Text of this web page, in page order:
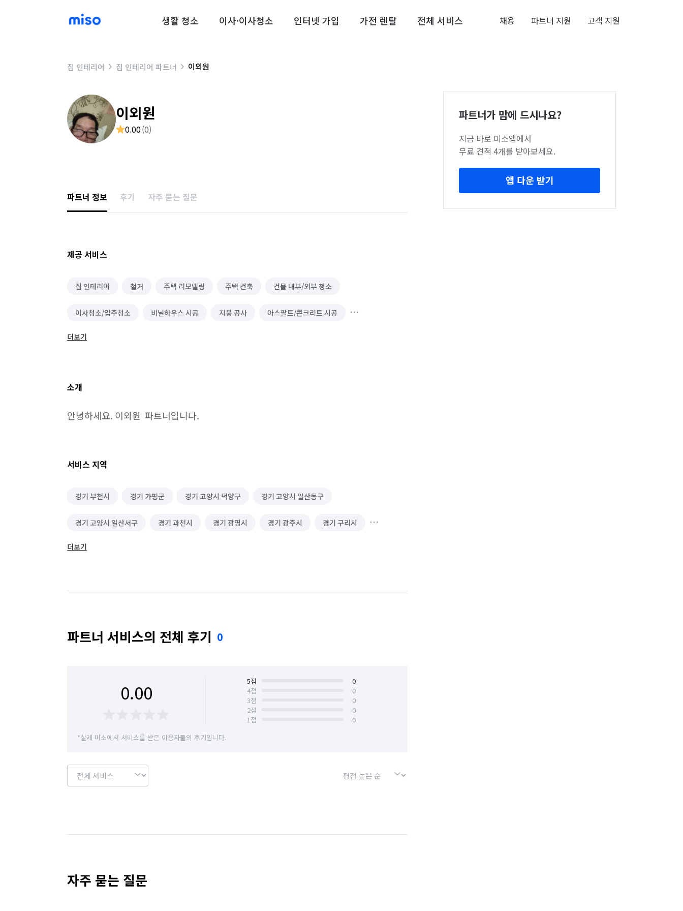
생활 청소 이사·이사청소 인터넷 가입 가전 렌탈 전체 서비스 채용 파트너 지원 고객 지원
집 인테리어 집 인테리어 파트너 이외원
이외원
0.00(0)
파트너 정보 후기 자주 묻는 질문
제공 서비스
집 인테리어 철거 주택 리모델링 주택 건축 건물 내부/외부 청소
이사청소/입주청소 비닐하우스 시공 지붕 공사 아스팔트/콘크리트 시공
벌초/예초
더보기
소개
안녕하세요. 이외원  파트너입니다.
서비스 지역
경기 부천시 경기 가평군 경기 고양시 덕양구 경기 고양시 일산동구
경기 고양시 일산서구 경기 과천시 경기 광명시 경기 광주시 경기 구리시
경기 군포시
경기 안산시 상록구 경기 안성시 경기 안양시 동안구
경기 용인시 처인구
경기 평택시
경기 하남시 경기 화성시 경기 부천시 소사구
경기 화성시 병점구
더보기
파트너 서비스의 전체 후기 0
0.00 5점
0
4점
0
3점
0
2점
0
1점
0
*실제 미소에서 서비스를 받은 이용자들의 후기입니다.
자주 묻는 질문
파트너가 맘에 드시나요?
지금 바로 미소앱에서
무료 견적 4개를 받아보세요.
앱 다운 받기